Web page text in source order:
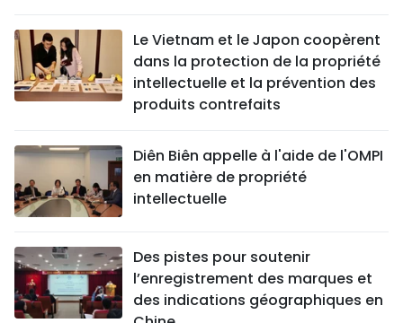
FRANCOPHONIE
PAYS NATAL
MÉGASTORIE
PHOTO
VIDÉO
Le Vietnam et le Japon coopèrent
dans la protection de la propriété
intellectuelle et la prévention des
produits contrefaits
Diên Biên appelle à l'aide de l'OMPI
en matière de propriété
intellectuelle
Des pistes pour soutenir
l’enregistrement des marques et
des indications géographiques en